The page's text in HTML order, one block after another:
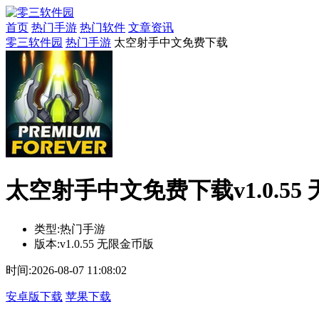
首页 热门手游 热门软件 文章资讯
零三软件园 热门手游 太空射手中文免费下载
太空射手中文免费下载v1.0.55
类型:热门手游
版本:v1.0.55 无限金币版
时间:2026-08-07 11:08:02
安卓版下载 苹果下载